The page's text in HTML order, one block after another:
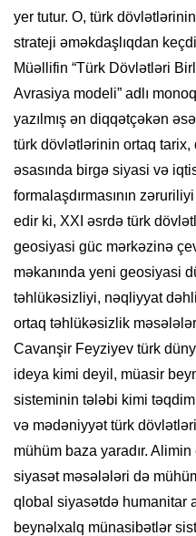
yer tutur. O, türk
strateji əməkdaşlıqdan
Müəllifin “Türk Dövlətləri
Avrasiya modeli” adlı
yazılmış ən diqqətçəkən
türk dövlətlərinin ortaq tarix,
əsasında birgə siyasi və
formalaşdırmasının
edir ki, XXI əsrdə türk
geosiyasi güc mərkəzinə
məkanında yeni geosiyasi
təhlükəsizliyi, nəqliyyat
ortaq təhlükəsizlik
Cavanşir Feyziyev türk
ideya kimi deyil, müasir
sisteminin tələbi kimi
və mədəniyyət türk
mühüm baza yaradır.
siyasət məsələləri də
qlobal siyasətdə humanitar
beynəlxalq münasibətlər